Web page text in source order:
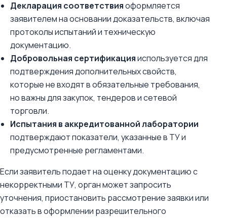
Декларация соответствияоформляется
заявителем на основании доказательств, включая
протоколы испытаний и техническую
документацию.
Добровольная сертификацияиспользуется для
подтверждения дополнительных свойств,
которые не входят в обязательные требования,
но важны для закупок, тендеров и сетевой
торговли.
Испытания в аккредитованной лаборатории
подтверждают показатели, указанные в ТУ и
предусмотренные регламентами.
Если заявитель подает на оценку документацию с
некорректными ТУ, орган может запросить
уточнения, приостановить рассмотрение заявки или
отказать в оформлении разрешительного